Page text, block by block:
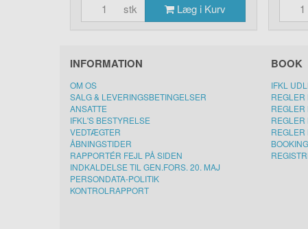
stk Læg i Kurv
INFORMATION
OM OS
SALG & LEVERINGSBETINGELSER
ANSATTE
IFKL'S BESTYRELSE
VEDTÆGTER
ÅBNINGSTIDER
RAPPORTÉR FEJL PÅ SIDEN
INDKALDELSE TIL GEN.FORS. 20. MAJ
PERSONDATA-POLITIK
KONTROLRAPPORT
BOOK
IFKL
REGLER
REGLER
REGLER
REGLER
BOOKING